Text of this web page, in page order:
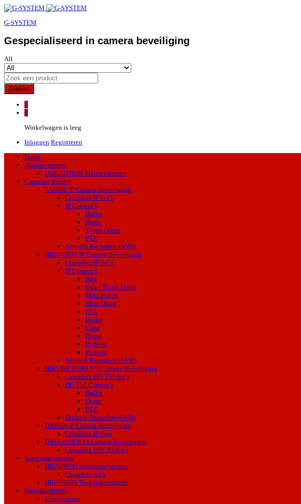
G-SYSTEM
Gespecialiseerd in camera beveiliging
All
Zoeken
1
0
Winkelwagen is leeg
Inloggen Registreren
Home
Alarmsystemen
JABLOTRON Alarmsystemen
Camerasystemen
SAFIRE IP Camera Beveiliging
Complete IP Set’s
IP Camera’s
Bullet
Dome
Turret Dome
PTZ
Netwerk Recorders (NVR)
HIKVISION IP Camera Beveiliging
Complete IP Set’s
IP Camera’s
Box
Exir / Turret Dome
Mini Bullet
Mini Dome
PTZ
Bullet
Cube
Dome
Fisheye
Pinhole
Netwerk Recorders (NVR)
HIKVISION HD TVI Camera Beveiliging
Complete HD TVI Set’s
HD TVI Camera’s
Bullet
Dome
PTZ
Digitale Recorders (DVR)
DAHUA IP Camera Beveiliging
Complete IP Sets
DAHUA HDCVI Camera Beveiliging
Complete HDCVI Set’s
Intercomsystemen
HIKVISION Intercomsystemen
Complete set’s
HIKVISION Toegangscontrole
Benodigdheden
Connectoren